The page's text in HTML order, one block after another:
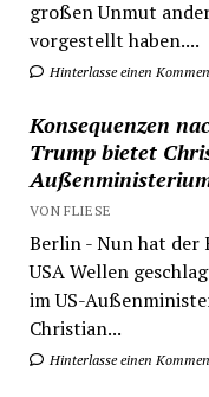
großen Unmut
vorgestellt haben....
Hinterlasse einen
Konsequenzen
Trump bietet
VON FLIESE
Berlin - Nun hat der
USA Wellen
im US-
Christian...
Hinterlasse einen